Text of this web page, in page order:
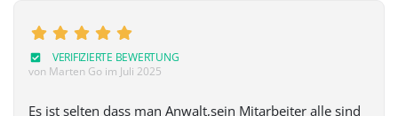
VERIFIZIERTE BEWERTUNG
von Marten Go im Juli 2025
Es ist selten dass man Anwalt,sein Mitarbeiter alle sind